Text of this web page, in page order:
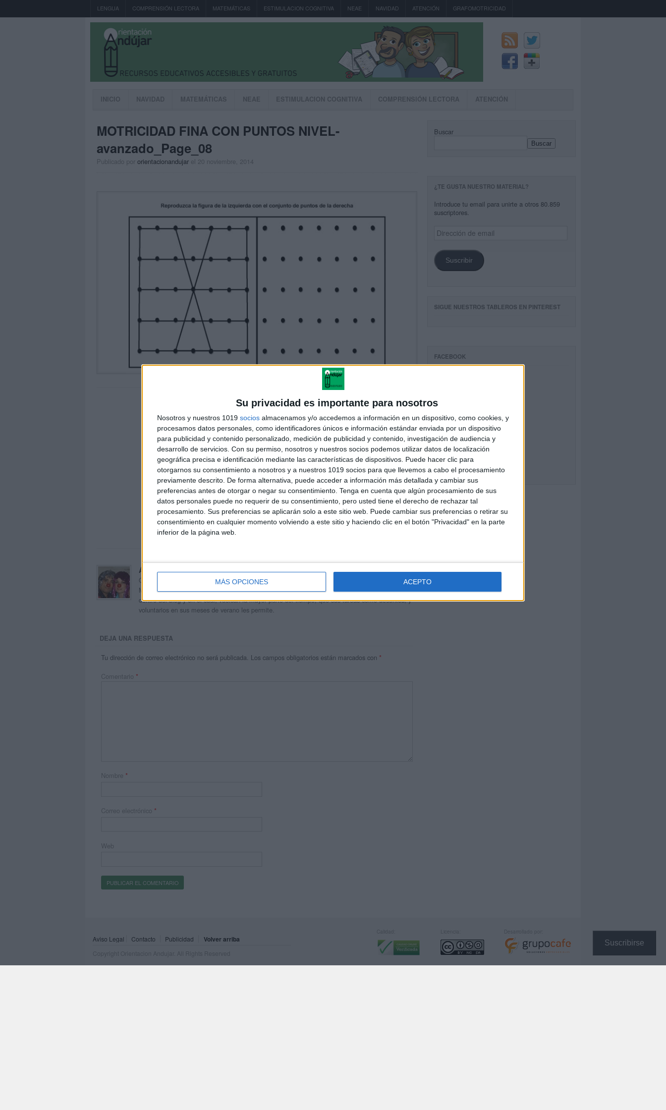
Su privacidad es importante para nosotros
Nosotros y nuestros 1019 socios almacenamos y/o accedemos a información en un dispositivo, como cookies, y
procesamos datos personales, como identificadores únicos e información estándar enviada por un dispositivo
para publicidad y contenido personalizado, medición de publicidad y contenido, investigación de audiencia y
desarrollo de servicios. Con su permiso, nosotros y nuestros socios podemos utilizar datos de localización
geográfica precisa e identificación mediante las características de dispositivos. Puede hacer clic para
otorgarnos su consentimiento a nosotros y a nuestros 1019 socios para que llevemos a cabo el procesamiento
previamente descrito. De forma alternativa, puede acceder a información más detallada y cambiar sus
preferencias antes de otorgar o negar su consentimiento. Tenga en cuenta que algún procesamiento de sus
datos personales puede no requerir de su consentimiento, pero usted tiene el derecho de rechazar tal
procesamiento. Sus preferencias se aplicarán solo a este sitio web. Puede cambiar sus preferencias o retirar su
consentimiento en cualquier momento volviendo a este sitio y haciendo clic en el botón "Privacidad" en la parte
inferior de la página web.
MÁS OPCIONES ACEPTO
Suscribirse
LENGUA COMPRENSIÓN LECTORA MATEMÁTICAS ESTIMULACION COGNITIVA NEAE NAVIDAD ATENCIÓN GRAFOMOTRICIDAD
INICIO NAVIDAD MATEMÁTICAS NEAE ESTIMULACION COGNITIVA COMPRENSIÓN LECTORA ATENCIÓN
MOTRICIDAD FINA CON PUNTOS NIVEL-
avanzado_Page_08
Publicado por orientacionandujar el 20 noviembre, 2014
Acerca de orientacionandujar
Orientación Andújar no es solo un blog, es la apuesta personal de dos profesores Ginés y
Maribel, que además de ser pareja, son los encargados de los contenidos que encontramos
dentro del blog y en el cual, vuelcan la mayor parte del tiempo, que sus tareas como docentes, y
voluntarios en sus meses de verano les permite.
DEJA UNA RESPUESTA
Tu dirección de correo electrónico no será publicada. Los campos obligatorios están marcados con *
Comentario *
Nombre *
Correo electrónico *
Web
Buscar
Buscar
¿TE GUSTA NUESTRO MATERIAL?
Introduce tu email para unirte a otros 80.859
suscriptores.
Dirección
de
Suscribir
SIGUE NUESTROS TABLEROS EN PINTEREST
FACEBOOK
Aviso Legal Contacto Publicidad Volver arriba